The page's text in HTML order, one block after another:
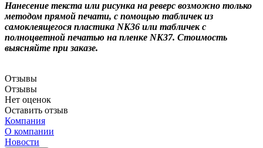
Нанесение текста или рисунка на реверс возможно только
методом прямой печати, с помощью табличек из
самоклеящегося пластика NK36 или табличек с
полноцветной печатью на пленке NK37. Стоимость
выясняйте при заказе.
Отзывы
Отзывы
Нет оценок
Оставить отзыв
Компания
О компании
Новости